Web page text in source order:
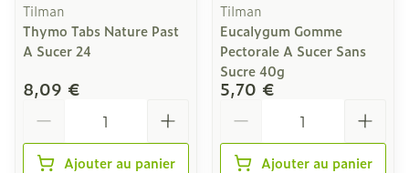
Tilman
Thymo Tabs Nature Past
A Sucer 24
8,09 €
Ajouter au panier
Tilman
Eucalygum Gomme
Pectorale A Sucer Sans
Sucre 40g
5,70 €
Ajouter au panier